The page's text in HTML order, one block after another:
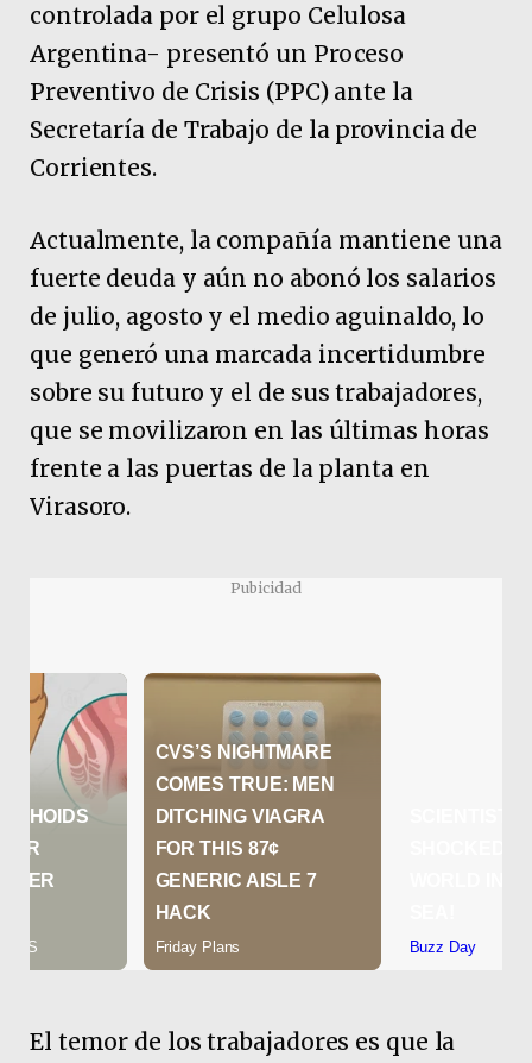
controlada por el grupo Celulosa
Argentina- presentó un Proceso
Preventivo de Crisis (PPC) ante la
Secretaría de Trabajo de la provincia de
Corrientes.
Actualmente, la compañía mantiene una
fuerte deuda y aún no abonó los salarios
de julio, agosto y el medio aguinaldo, lo
que generó una marcada incertidumbre
sobre su futuro y el de sus trabajadores,
que se movilizaron en las últimas horas
frente a las puertas de la planta en
Virasoro.
Pubicidad
El temor de los trabajadores es que la